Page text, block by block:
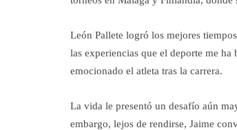
León Pallete logró los mejores
las experiencias que el deporte me
emocionado el atleta tras la carrera.
La vida le presentó un desafío aún
embargo, lejos de rendirse, Jaime